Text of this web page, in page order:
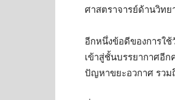
ศาสตราจารย์ด้านวิท
อีกหนึ่งข้อดีของการใ
เข้าสู่ชั้นบรรยากาศอี
ปัญหาขยะอวกาศ รวม